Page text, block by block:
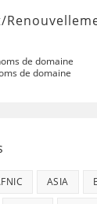
de domaine
de domaine
ASIA